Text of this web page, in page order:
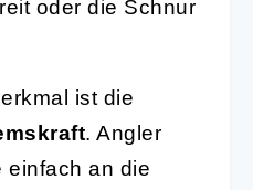
oder die Schnur
ist die
. Angler
einfach an die